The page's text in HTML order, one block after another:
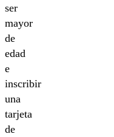
ser
mayor
de
edad
e
inscribir
una
tarjeta
de